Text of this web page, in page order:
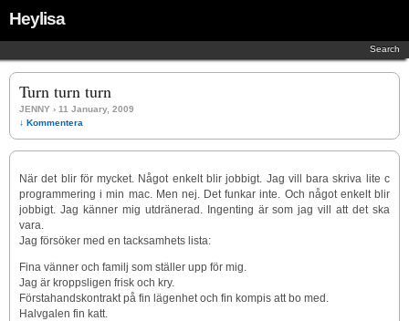
Heylisa
Search
Turn turn turn
JENNY › 11 January, 2009
↓ Kommentera
När det blir för mycket. Något enkelt blir jobbigt. Jag vill bara skriva lite c
programmering i min mac. Men nej. Det funkar inte. Och något enkelt blir
jobbigt. Jag känner mig utdränerad. Ingenting är som jag vill att det ska
vara.
Jag försöker med en tacksamhets lista:
Fina vänner och familj som ställer upp för mig.
Jag är kroppsligen frisk och kry.
Förstahandskontrakt på fin lägenhet och fin kompis att bo med.
Halvgalen fin katt.